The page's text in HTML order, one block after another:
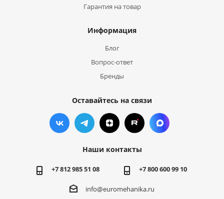
Гарантия на товар
Информация
Блог
Вопрос-ответ
Бренды
Оставайтесь на связи
Наши контакты
+7 812 985 51 08 +7 800 600 99 10
info@euromehanika.ru